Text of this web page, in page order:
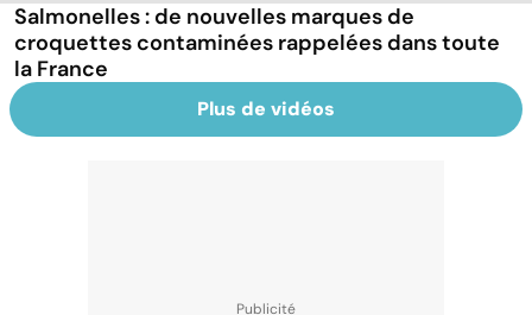
Salmonelles : de nouvelles marques de
croquettes contaminées rappelées dans toute
la France
Plus de vidéos